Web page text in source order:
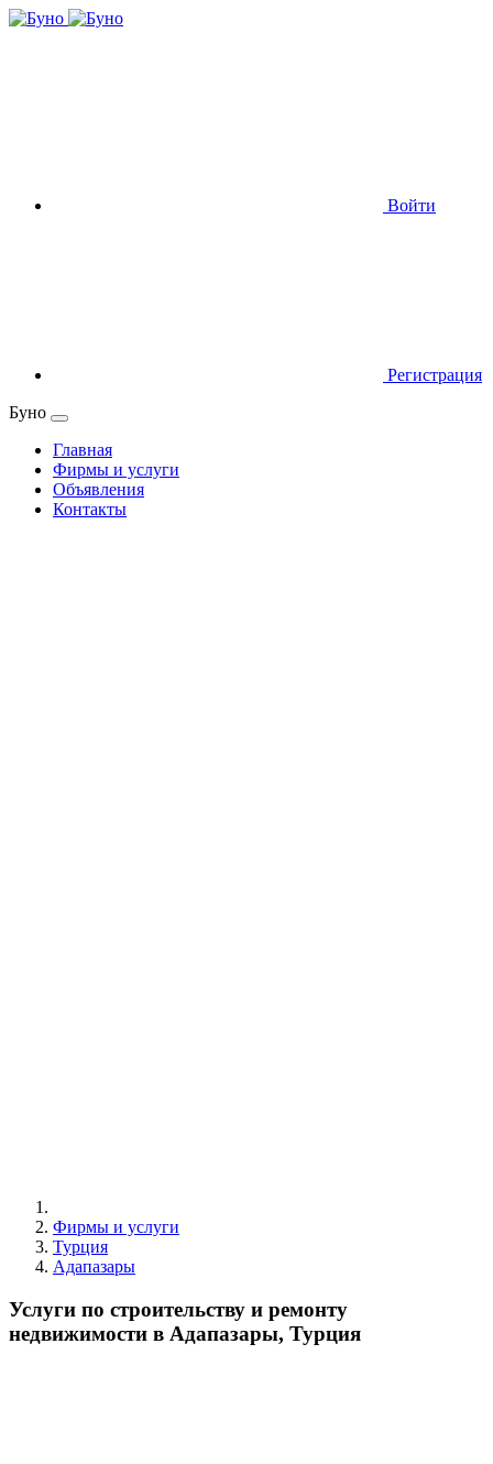
Войти
Регистрация
Буно
Главная
Фирмы и услуги
Объявления
Контакты
Фирмы и услуги
Турция
Адапазары
Услуги по строительству и ремонту
недвижимости в Адапазары, Турция